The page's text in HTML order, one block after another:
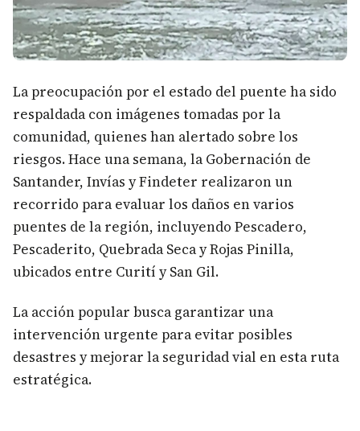
La preocupación por el estado del puente ha sido
respaldada con imágenes tomadas por la
comunidad, quienes han alertado sobre los
riesgos. Hace una semana, la Gobernación de
Santander, Invías y Findeter realizaron un
recorrido para evaluar los daños en varios
puentes de la región, incluyendo Pescadero,
Pescaderito, Quebrada Seca y Rojas Pinilla,
ubicados entre Curití y San Gil.
La acción popular busca garantizar una
intervención urgente para evitar posibles
desastres y mejorar la seguridad vial en esta ruta
estratégica.